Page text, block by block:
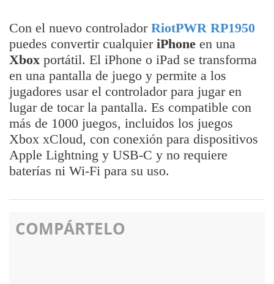
Con el nuevo controlador RiotPWR RP1950
puedes convertir cualquier iPhone en una
Xbox portátil. El iPhone o iPad se transforma
en una pantalla de juego y permite a los
jugadores usar el controlador para jugar en
lugar de tocar la pantalla. Es compatible con
más de 1000 juegos, incluidos los juegos
Xbox xCloud, con conexión para dispositivos
Apple Lightning y USB-C y no requiere
baterías ni Wi-Fi para su uso.
COMPÁRTELO